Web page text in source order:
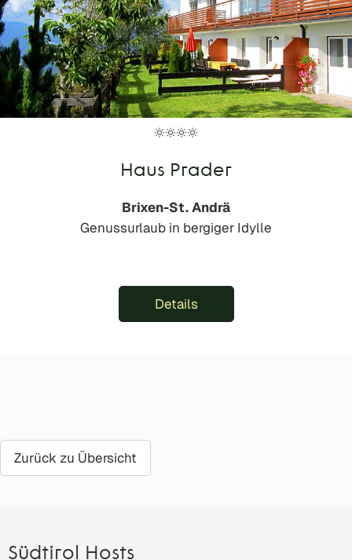
Haus Prader
Brixen-St. Andrä
Genussurlaub in bergiger Idylle
Details
Zurück zu Übersicht
Südtirol Hosts